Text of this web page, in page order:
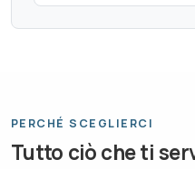
PERCHÉ SCEGLIERCI
Tutto ciò che ti